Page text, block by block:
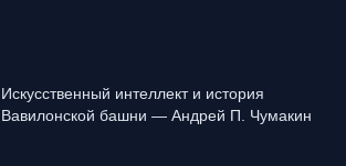
Искусственный интеллект и история
Вавилонской башни — Андрей П. Чумакин